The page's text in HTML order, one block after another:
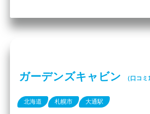
ガーデンズキャビン （口コミ
北海道 札幌市 大通駅